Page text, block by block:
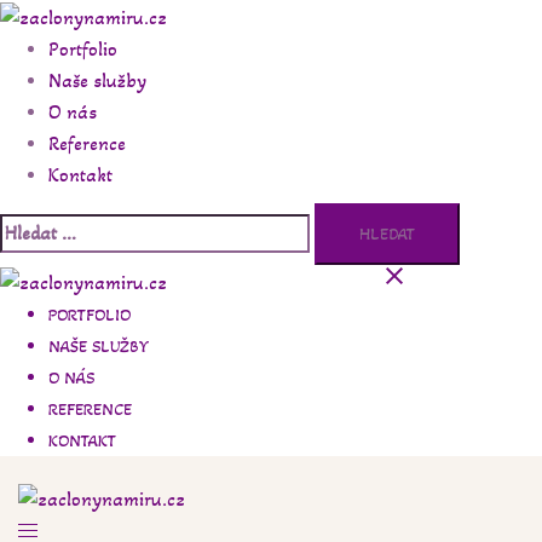
Skip
content
Portfolio
Naše služby
O nás
Reference
Kontakt
Vyhledávání
PORTFOLIO
NAŠE SLUŽBY
O NÁS
REFERENCE
KONTAKT